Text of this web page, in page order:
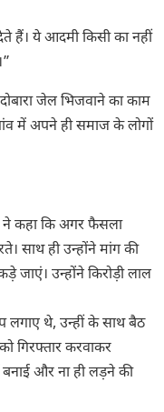
हैं। ये आदमी किसी का नहीं
जेल भिजवाने का काम
में अपने ही समाज के लोगों
ने कहा कि अगर फैसला
साथ ही उन्होंने मांग की
जाएं। उन्होंने किरोड़ी लाल
लगाए थे, उन्हीं के साथ बैठ
गिरफ्तार करवाकर
बनाई और ना ही लड़ने की